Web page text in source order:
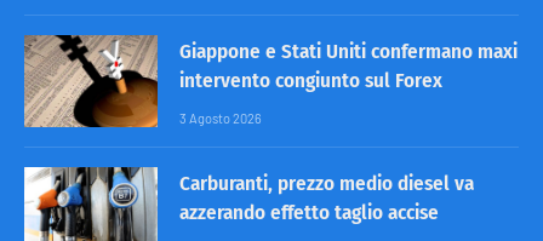
Giappone e Stati Uniti confermano maxi
intervento congiunto sul Forex
3 Agosto 2026
Carburanti, prezzo medio diesel va
azzerando effetto taglio accise